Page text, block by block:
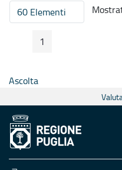
60 ElementiPer pagina
Pagina Precedente
Pagina
1
Ascolta